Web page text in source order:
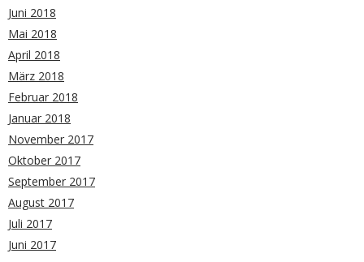
Juni 2018
Mai 2018
April 2018
März 2018
Februar 2018
Januar 2018
November 2017
Oktober 2017
September 2017
August 2017
Juli 2017
Juni 2017